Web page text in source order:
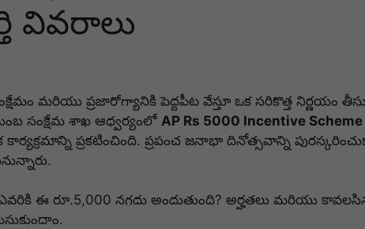
వివరాలు
సంక్షేమం మరియు ప్రజారోగ్యానికి పెద్దపీట వేస్తూ ఒక సరికొత్త నిర్ణయం
సంక్షేమ శాఖ ఆధ్వర్యంలో AP Rs 5000 Incentive
కార్యక్రమాన్ని ప్రకటించింది. ప్రపంచ జనాభా దినోత్సవాన్ని
ఈ రూ.5,000 నగదు అందుతుంది? అర్హతలు మరియు